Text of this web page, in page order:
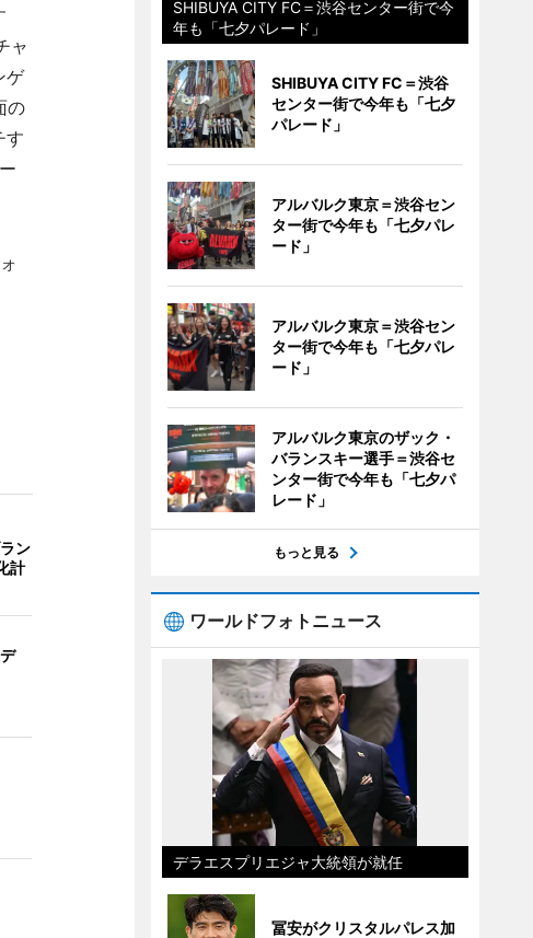
ャ
ゲ
の
す
ン
計
SHIBUYA CITY FC＝渋谷センター街で今
年も「七夕パレード」
SHIBUYA CITY FC＝渋谷
センター街で今年も「七夕
パレード」
アルバルク東京＝渋谷セン
ター街で今年も「七夕パレ
ード」
アルバルク東京＝渋谷セン
ター街で今年も「七夕パレ
ード」
アルバルク東京のザック・
バランスキー選手＝渋谷セ
ンター街で今年も「七夕パ
レード」
もっと見る
ワールドフォトニュース
デラエスプリエジャ大統領が就任
冨安がクリスタルパレス加